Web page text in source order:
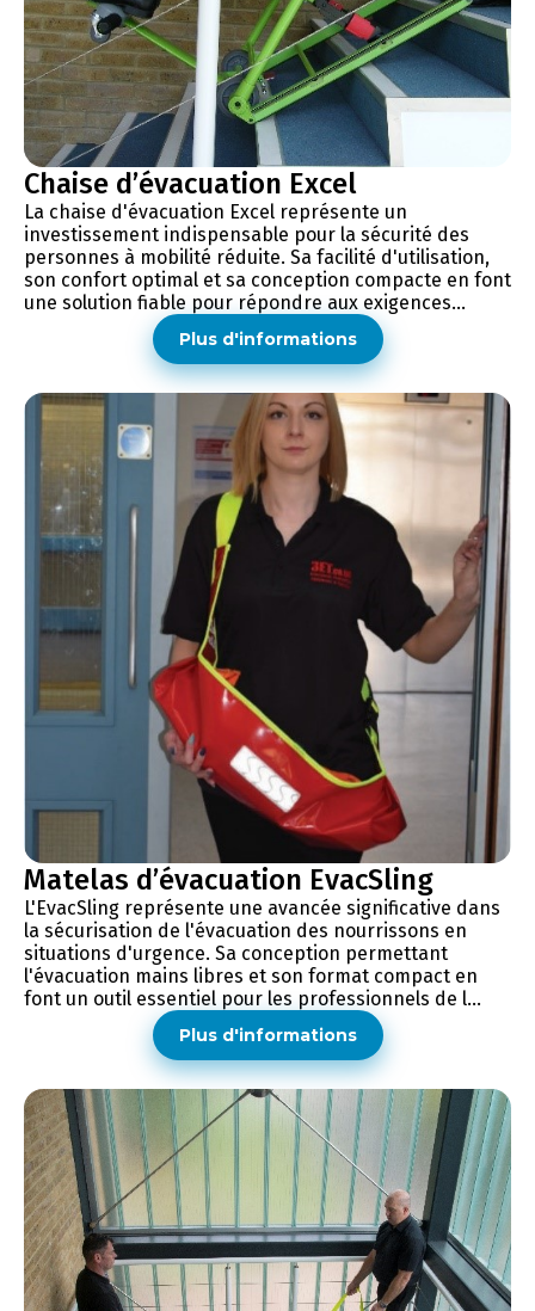
Chaise d’évacuation Excel
La chaise d'évacuation Excel représente un
investissement indispensable pour la sécurité des
personnes à mobilité réduite. Sa facilité d'utilisation,
son confort optimal et sa conception compacte en font
une solution fiable pour répondre aux exigences...
Plus d'informations
Matelas d’évacuation EvacSling
L'EvacSling représente une avancée significative dans
la sécurisation de l'évacuation des nourrissons en
situations d'urgence. Sa conception permettant
l'évacuation mains libres et son format compact en
font un outil essentiel pour les professionnels de l...
Plus d'informations